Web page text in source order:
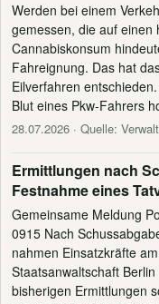
Werden bei einem
gemessen, die auf einen
Cannabiskonsum
Fahreignung. Das hat
Eilverfahren
Blut eines Pkw-Fahrers
28.07.2026 · Quelle:
Ermittlungen nach
Festnahme eines
Gemeinsame Meldung
0915 Nach
nahmen Einsatzkräfte
Staatsanwaltschaft
bisherigen Ermittlungen